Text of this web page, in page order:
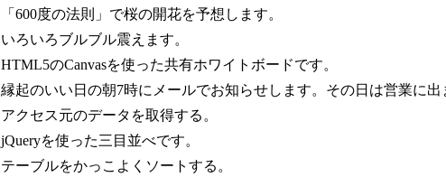
「600度の法則」で桜の開花を予想します。
いろいろブルブル震えます。
HTML5のCanvasを使った共有ホワイトボードです。
縁起のいい日の朝7時にメールでお知らせします。その日は営業に出
アクセス元のデータを取得する。
jQueryを使った三目並べです。
テーブルをかっこよくソートする。